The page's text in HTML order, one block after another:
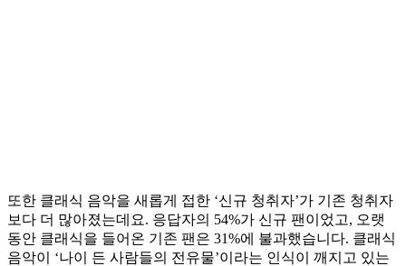
또한 클래식 음악을 새롭게 접한 ‘신규 청취자’가 기존 청취자
보다 더 많아졌는데요. 응답자의 54%가 신규 팬이었고, 오랫
동안 클래식을 들어온 기존 팬은 31%에 불과했습니다. 클래식
음악이 ‘나이 든 사람들의 전유물’이라는 인식이 깨지고 있는